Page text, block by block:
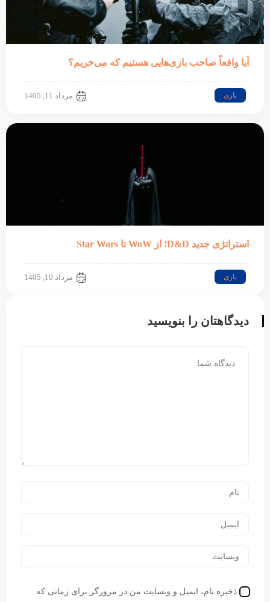
آیا واقعاً صاحب بازی‌هایی هستیم که می‌خریم؟
بازی مرداد 11, 1405
استراتژی جدید D&D؛ از WoW تا Star Wars
بازی مرداد 10, 1405
دیدگاهتان را بنویسید
ذخیره نام، ایمیل و وبسایت من در مرورگر برای زمانی که